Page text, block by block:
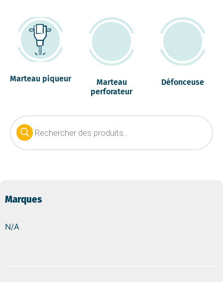
Marteau piqueur
Marteau
perforateur
Défonceuse
Marques
N/A